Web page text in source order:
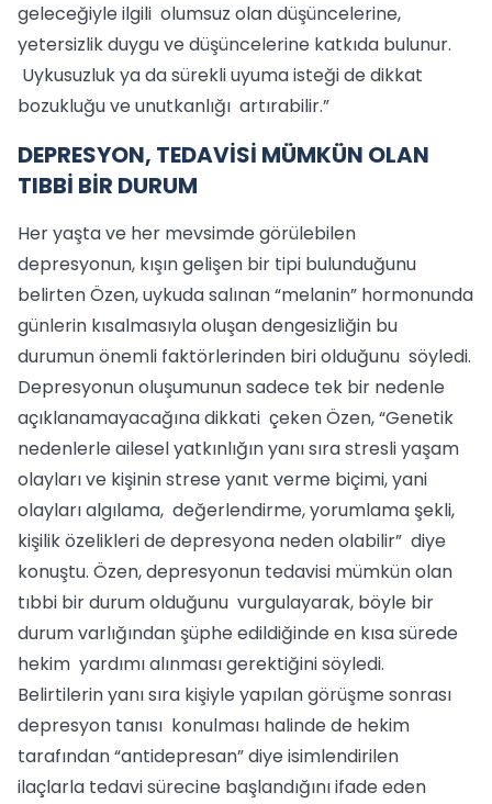
geleceğiyle ilgili olumsuz olan düşüncelerine,
yetersizlik duygu ve düşüncelerine katkıda bulunur.
Uykusuzluk ya da sürekli uyuma isteği de dikkat
bozukluğu ve unutkanlığı artırabilir.”
DEPRESYON, TEDAVİSİ MÜMKÜN OLAN
TIBBİ BİR DURUM
Her yaşta ve her mevsimde görülebilen
depresyonun, kışın gelişen bir tipi bulunduğunu
belirten Özen, uykuda salınan “melanin” hormonunda
günlerin kısalmasıyla oluşan dengesizliğin bu
durumun önemli faktörlerinden biri olduğunu söyledi.
Depresyonun oluşumunun sadece tek bir nedenle
açıklanamayacağına dikkati çeken Özen, “Genetik
nedenlerle ailesel yatkınlığın yanı sıra stresli yaşam
olayları ve kişinin strese yanıt verme biçimi, yani
olayları algılama, değerlendirme, yorumlama şekli,
kişilik özelikleri de depresyona neden olabilir” diye
konuştu. Özen, depresyonun tedavisi mümkün olan
tıbbi bir durum olduğunu vurgulayarak, böyle bir
durum varlığından şüphe edildiğinde en kısa sürede
hekim yardımı alınması gerektiğini söyledi.
Belirtilerin yanı sıra kişiyle yapılan görüşme sonrası
depresyon tanısı konulması halinde de hekim
tarafından “antidepresan” diye isimlendirilen
ilaçlarla tedavi sürecine başlandığını ifade eden